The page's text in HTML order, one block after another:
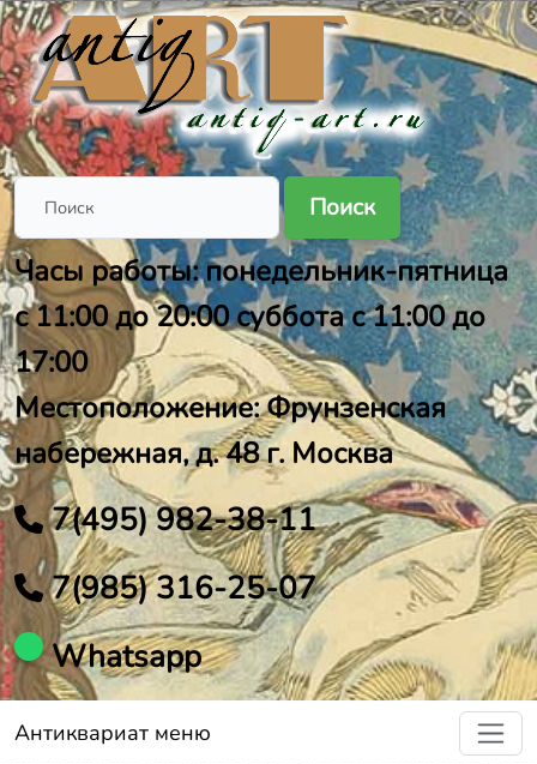
Поиск
Часы работы: понедельник-пятница
с 11:00 до 20:00 суббота с 11:00 до
17:00
Местоположение: Фрунзенская
набережная, д. 48 г. Москва
7(495) 982-38-11
7(985) 316-25-07
Whatsapp
Антиквариат меню